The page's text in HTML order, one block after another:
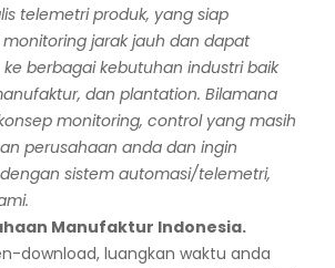
telemetri produk, yang siap
jarak jauh dan dapat
berbagai kebutuhan industri baik
dan plantation. Bilamana
monitoring, control yang masih
perusahaan anda dan ingin
sistem automasi/telemetri,
Manufaktur Indonesia.
download, luangkan waktu anda